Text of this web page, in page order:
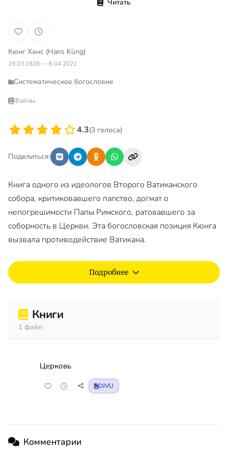
Читать
Кюнг Ханс (Hans Küng)
19.03.1928 — 6.04.2021
Систематическое богословие
Файлы
4.3(3 голоса)
Поделиться:
Книга одного из идеологов Второго Ватиканского
собора, критиковавшего папство, догмат о
непогрешимости Папы Римского, ратовавшего за
соборность в Церкви. Эта богословская позиция Кюнга
вызвала противодействие Ватикана.
Подробнее
Книги
1 файл
Церковь
DJVU
Комментарии